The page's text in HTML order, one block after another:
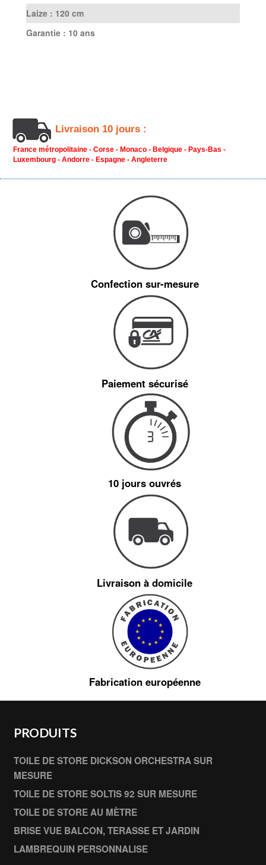
Laize : 120 cm
Garantie : 10 ans
Livraison 10 jours :
France métropolitaine - Corse - Monaco - Belgique - Pays-Bas -
Luxembourg - Andorre - Espagne - Angleterre
Confection sur-mesure
Paiement sécurisé
10 jours ouvrés
Livraison à domicile
Fabrication européenne
PRODUITS
TOILE DE STORE DICKSON ORCHESTRA SUR
MESURE
TOILE DE STORE SOLTIS 92 SUR MESURE
TOILE DE STORE AU MÈTRE
BRISE VUE BALCON, TERASSE ET JARDIN
LAMBREQUIN PERSONNALISE